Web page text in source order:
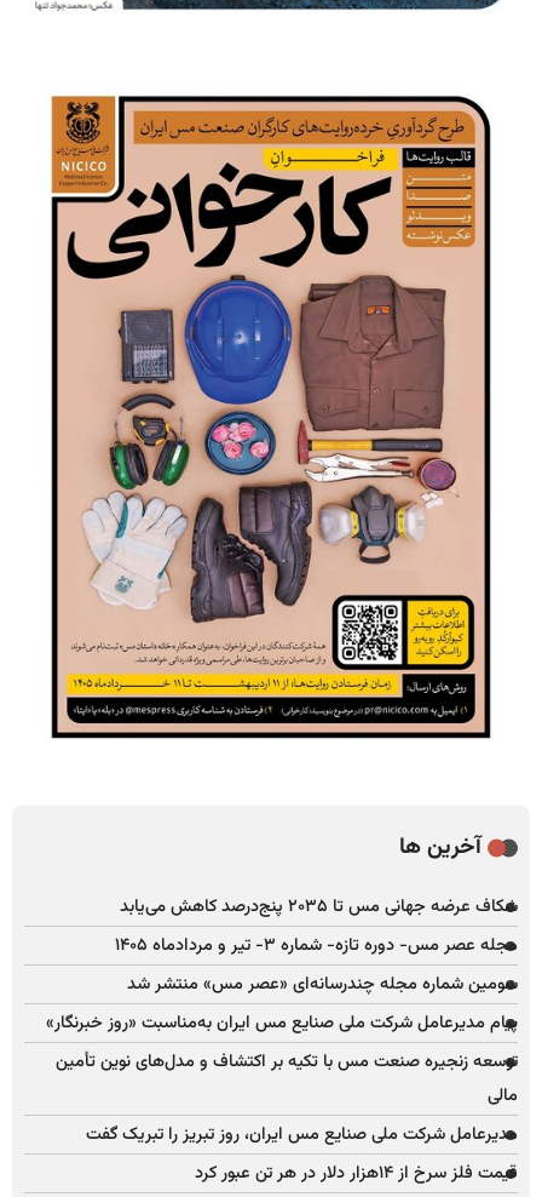
آخرین ها
شکاف عرضه جهانی مس تا ۲۰۳۵ پنج‌درصد کاهش می‌یابد
مجله عصر مس- دوره تازه- شماره ۳- تیر و مردادماه ۱۴۰۵
سومین شماره مجله چندرسانه‌ای «عصر مس» منتشر شد
پیام مدیرعامل شرکت ملی صنایع مس ایران به‌مناسبت «روز خبرنگار»
توسعه زنجیره صنعت مس با تکیه بر اکتشاف و مدل‌های نوین تأمین
مالی
مدیرعامل شرکت ملی صنایع مس ایران، روز تبریز را تبریک گفت
قیمت فلز سرخ از ۱۴هزار دلار در هر تن عبور کرد